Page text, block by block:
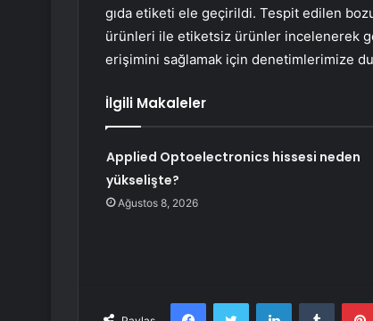
gıda etiketi ele geçirildi. Tespit edilen
ürünleri ile etiketsiz ürünler incelenerek
erişimini sağlamak için denetimlerimize
İlgili Makaleler
Applied Optoelectronics hissesi neden
yükselişte?
Ağustos 8, 2026
FacebookTwitter LinkedInTumblr